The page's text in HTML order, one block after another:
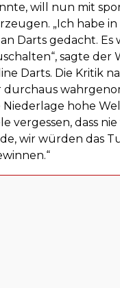
will nun mit
„Ich habe
Darts gedacht. Es
sagte der
Darts. Die Kritik
durchaus
Niederlage hohe
vergessen, dass
wir würden das